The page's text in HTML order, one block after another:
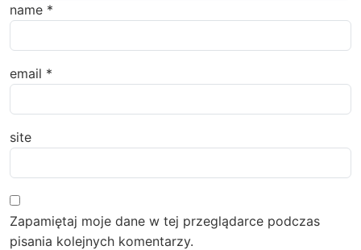
name *
email *
site
Zapamiętaj moje dane w tej przeglądarce podczas
pisania kolejnych komentarzy.